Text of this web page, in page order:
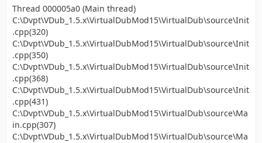
Thread 000005a0 (Main thread)
C:\Dvpt\VDub_1.5.x\VirtualDubMod15\VirtualDub\source\Init
.cpp(320)
C:\Dvpt\VDub_1.5.x\VirtualDubMod15\VirtualDub\source\Init
.cpp(350)
C:\Dvpt\VDub_1.5.x\VirtualDubMod15\VirtualDub\source\Init
.cpp(368)
C:\Dvpt\VDub_1.5.x\VirtualDubMod15\VirtualDub\source\Init
.cpp(431)
C:\Dvpt\VDub_1.5.x\VirtualDubMod15\VirtualDub\source\Ma
in.cpp(307)
C:\Dvpt\VDub_1.5.x\VirtualDubMod15\VirtualDub\source\Ma